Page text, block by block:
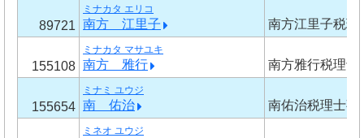
89721
ミナカタ エリコ
南方 江里子 南方江里子税理
155108
ミナカタ マサユキ
南方 雅行 南方雅行税理士
155654
ミナミ ユウジ
南 佑治 南佑治税理士事
ミネオ ユウジ